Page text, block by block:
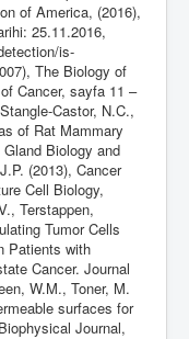
of America, (2016),
25.11.2016,
is-
The Biology of
Cancer, sayfa 11 –
Castor, N.C.,
of Rat Mammary
Biology and
(2013), Cancer
Cell Biology,
Terstappen,
Tumor Cells
Patients with
Cancer. Journal
W.M., Toner, M.
surfaces for
Journal,